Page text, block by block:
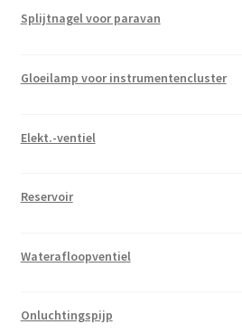
Splijtnagel voor paravan
Gloeilamp voor instrumentencluster
Elekt.-ventiel
Reservoir
Waterafloopventiel
Onluchtingspijp